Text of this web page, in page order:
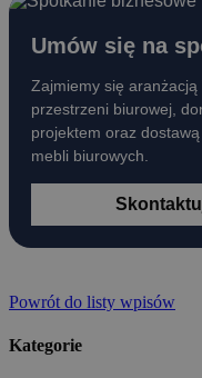
Umów się na
Zajmiemy się aranżacją
przestrzeni biurowej,
projektem oraz
mebli biurowych.
Powrót do listy wpisów
Kategorie